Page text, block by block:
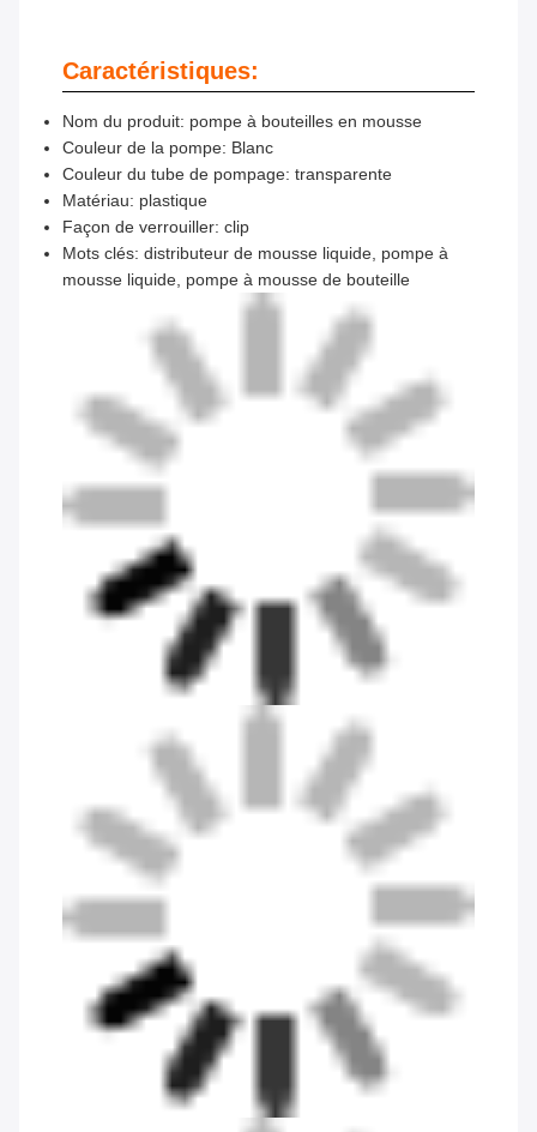
Caractéristiques:
Nom du produit: pompe à bouteilles en mousse
Couleur de la pompe: Blanc
Couleur du tube de pompage: transparente
Matériau: plastique
Façon de verrouiller: clip
Mots clés: distributeur de mousse liquide, pompe à
mousse liquide, pompe à mousse de bouteille